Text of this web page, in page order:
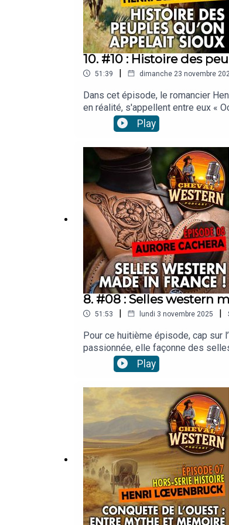
10. #10 : Histoire des
51:39 | dimanche 23 novembre
Dans cet épisode, le romancier
en réalité, s'appellent entre eux «
politiques d'origine. Comprendre
Musiques utilisées :Toutes les
Play
8. #08 : Selles western
51:53 | lundi 3 novembre 2025 |
Pour ce huitième épisode, cap sur
passionnée, elle façonne des
passion pour le western, et les
catalogue de Pixabay : Alana
Play